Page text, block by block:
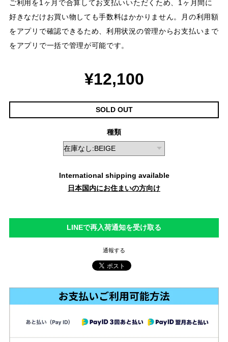
ご利用を1ヶ月で合算してお支払いいただくため、1ヶ月間に
好きなだけお買い物しても手数料はかかりません。月の利用額
をアプリで確認できるため、利用状況の管理からお支払いまで
をアプリで一括で管理が可能です。
¥12,100
SOLD OUT
種類
International shipping available
日本国内にお住まいの方向け
LINEで再入荷通知を受け取る
通報する